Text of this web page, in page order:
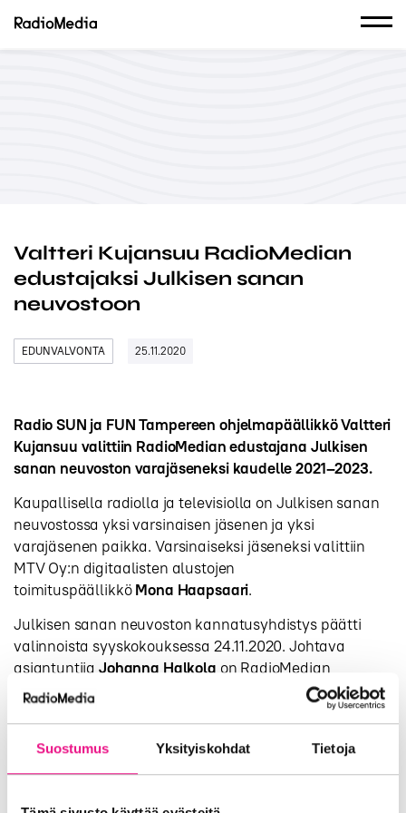
Suostumus Yksityiskohdat Tietoja
Valtteri Kujansuu RadioMedian
edustajaksi Julkisen sanan
neuvostoon
EDUNVALVONTA 25.11.2020
Radio SUN ja FUN Tampereen ohjelmapäällikkö Valtteri
Kujansuu valittiin RadioMedian edustajana Julkisen
sanan neuvoston varajäseneksi kaudelle 2021–2023.
Kaupallisella radiolla ja televisiolla on Julkisen sanan
neuvostossa yksi varsinaisen jäsenen ja yksi
varajäsenen paikka. Varsinaiseksi jäseneksi valittiin
MTV Oy:n digitaalisten alustojen
toimituspäällikköMona Haapsaari.
Julkisen sanan neuvoston kannatusyhdistys päätti
valinnoista syyskokouksessa 24.11.2020. Johtava
asiantuntijaJohanna Halkola on RadioMedian
edustaja kannatusyhdistyksessä.
Kannatusyhdistyksen hallituksen puheenjohtajaksi
valittiin Journalistiliiton puheenjohtaja
Hanne